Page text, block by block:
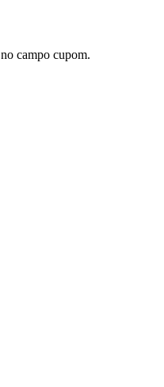
no campo cupom.